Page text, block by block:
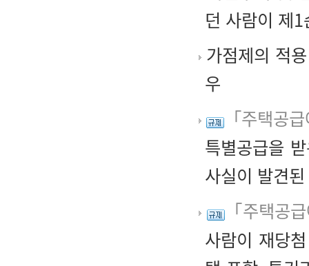
던 사람이 제
가점제의 적
우
「주택공
특별공급을
사실이 발견
「주택공
사람이 재당